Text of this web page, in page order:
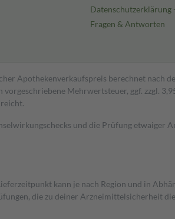
Datenschutzerklärung
Fragen & Antworten
Apothekenverkaufspreis berechnet nach
Mehrwertsteuer, ggf. zzgl.
und die Prüfung etwaiger
kann je nach Region und in
die zu deiner Arzneimittelsicherheit